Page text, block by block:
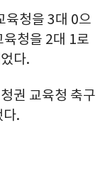
육청을 3대 0으
청을 2대 1로
다.
권 교육청 축구
다.